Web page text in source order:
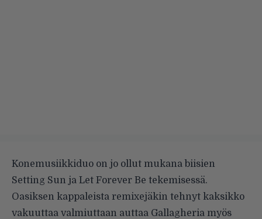
Konemusiikkiduo on jo ollut mukana biisien
Setting Sun ja Let Forever Be tekemisessä.
Oasiksen kappaleista remixejäkin tehnyt kaksikko
vakuuttaa valmiuttaan auttaa Gallagheria myös